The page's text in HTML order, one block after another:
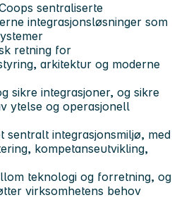
sentraliserte
integrasjonsløsninger som
retning for
arkitektur og moderne
integrasjoner, og sikre
ytelse og operasjonell
integrasjonsmiljø, med
kompetanseutvikling,
teknologi og forretning, og
virksomhetens behov